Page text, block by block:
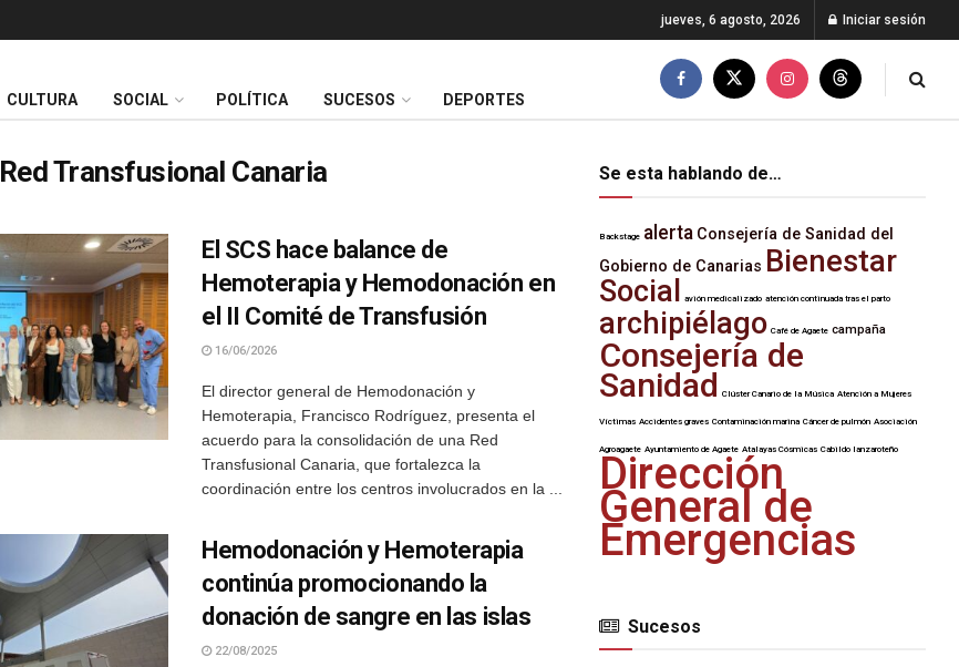
jueves, 6 agosto, 2026 Iniciar sesión
CULTURA SOCIAL POLÍTICA SUCESOS DEPORTES
Red Transfusional Canaria
El SCS hace balance de
Hemoterapia y Hemodonación en
el II Comité de Transfusión
16/06/2026
El director general de Hemodonación y
Hemoterapia, Francisco Rodríguez, presenta el
acuerdo para la consolidación de una Red
Transfusional Canaria, que fortalezca la
coordinación entre los centros involucrados en la ...
Hemodonación y Hemoterapia
continúa promocionando la
donación de sangre en las islas
22/08/2025
Se esta hablando de…
Backstage alerta Consejería de Sanidad del
Gobierno de Canarias Bienestar
Social
avión medicalizado atención continuada tras el parto
archipiélago Café de Agaete campaña
Consejería de
Sanidad Clúster Canario de la Música Atención a Mujeres
Víctimas Accidentes graves Contaminación marina Cáncer de pulmón Asociación
Agroagaete Ayuntamiento de Agaete Atalayas Cósmicas Cabildo lanzaroteño
Dirección
General de
Emergencias
Sucesos
SUCESOS